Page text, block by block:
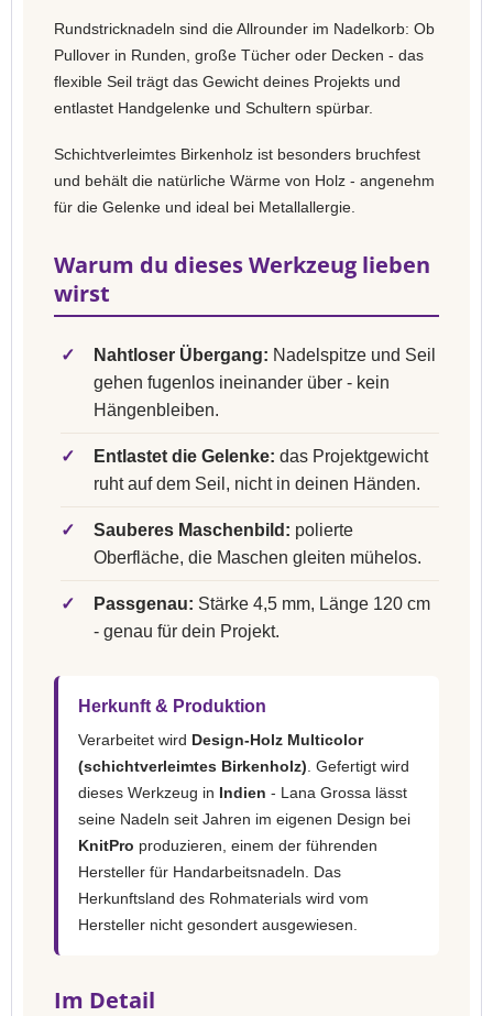
Rundstricknadeln sind die Allrounder im Nadelkorb: Ob
Pullover in Runden, große Tücher oder Decken - das
flexible Seil trägt das Gewicht deines Projekts und
entlastet Handgelenke und Schultern spürbar.
Schichtverleimtes Birkenholz ist besonders bruchfest
und behält die natürliche Wärme von Holz - angenehm
für die Gelenke und ideal bei Metallallergie.
Warum du dieses Werkzeug lieben
wirst
✓ Nahtloser Übergang: Nadelspitze und Seil
gehen fugenlos ineinander über - kein
Hängenbleiben.
✓ Entlastet die Gelenke: das Projektgewicht
ruht auf dem Seil, nicht in deinen Händen.
✓ Sauberes Maschenbild: polierte
Oberfläche, die Maschen gleiten mühelos.
✓ Passgenau: Stärke 4,5 mm, Länge 120 cm
- genau für dein Projekt.
Herkunft & Produktion
Verarbeitet wird Design-Holz Multicolor
(schichtverleimtes Birkenholz) . Gefertigt wird
dieses Werkzeug in Indien - Lana Grossa lässt
seine Nadeln seit Jahren im eigenen Design bei
KnitPro produzieren, einem der führenden
Hersteller für Handarbeitsnadeln. Das
Herkunftsland des Rohmaterials wird vom
Hersteller nicht gesondert ausgewiesen.
Im Detail